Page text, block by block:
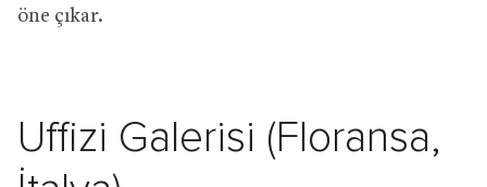
öne çıkar.
Uffizi Galerisi (Floransa,